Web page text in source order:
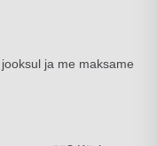
ja me maksame